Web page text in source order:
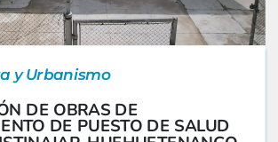
y Urbanismo
DE OBRAS DE
DE PUESTO DE SALUD